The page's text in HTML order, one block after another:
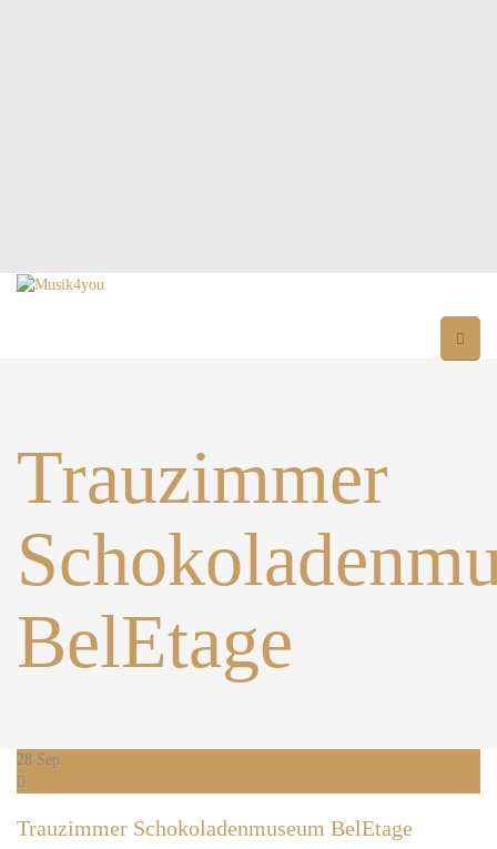
Trauzimmer
BelEtage
28 Sep.
Trauzimmer Schokoladenmuseum BelEtage